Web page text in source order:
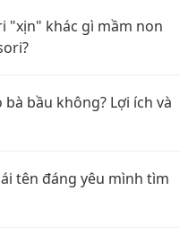
"xịn" khác gì mầm non
bầu không? Lợi ích và
tên đáng yêu mình tìm